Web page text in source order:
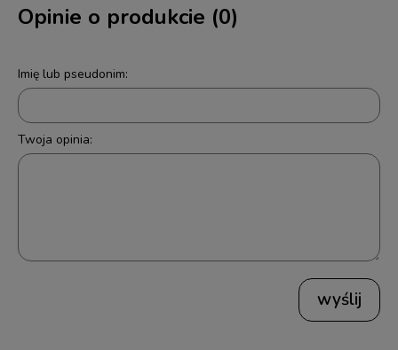
Opinie o produkcie (0)
Imię lub pseudonim:
Twoja opinia:
wyślij